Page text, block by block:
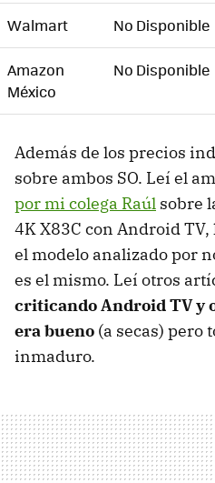
Walmart No Disponible
Amazon
México
No Disponible
Además de los precios
sobre ambos SO. Leí el
por mi colega Raúl sobre
4K X83C con Android TV,
el modelo analizado por
es el mismo. Leí otros
criticando Android TV y
era bueno (a secas) pero
inmaduro.